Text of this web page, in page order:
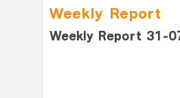
Weekly Report
Weekly Report 31-